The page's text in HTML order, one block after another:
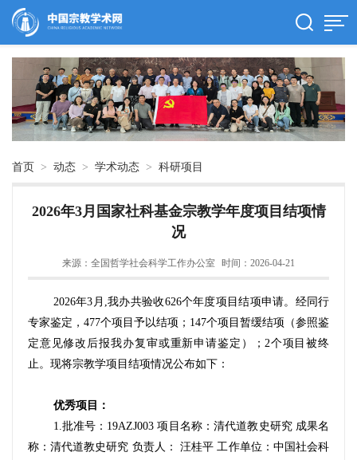
首页 > 动态 > 学术动态 > 科研项目
2026年3月国家社科基金宗教学年度项目结项情
况
来源：全国哲学社会科学工作办公室 时间：2026-04-21
2026年3月,我办共验收626个年度项目结项申请。经同行
专家鉴定，477个项目予以结项；147个项目暂缓结项（参照鉴
定意见修改后报我办复审或重新申请鉴定）；2个项目被终
止。现将宗教学项目 结项情况公布如下：
优秀项目：
1.批准号：19AZJ003 项目名称：清代道教史研究 成果名
称：清代道教史研究 负责人： 汪桂平 工作单位：中国社会科